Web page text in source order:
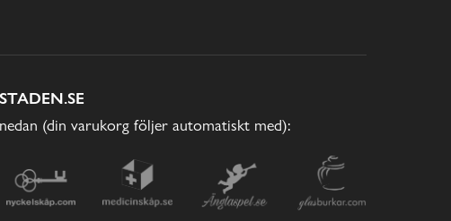
(din varukorg följer automatiskt med):